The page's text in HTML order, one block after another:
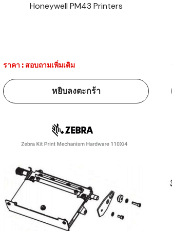
บาร์โค้ดคืออะไร?Honeywell PM43 Printers
ราคา : สอบถามเพิ่มเติม
หยิบลงตะกร้า